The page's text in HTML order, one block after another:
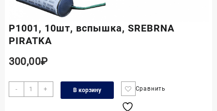
Р1001, 10шт, вспышка, SREBRNA
PIRATKA
300,00₽
-
Количество
товара
+ В корзину Сравнить